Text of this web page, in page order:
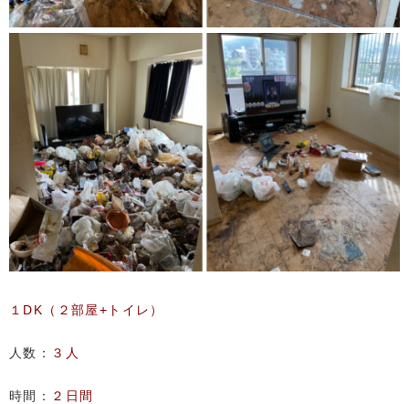
１DK（２部屋+トイレ）
人数： ３人
時間： ２日間